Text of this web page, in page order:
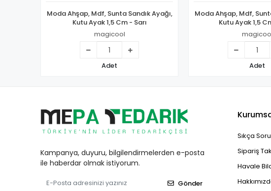
Moda Ahşap, Mdf, Sunta Sandık Ayağı,
Kutu Ayak 1,5 Cm - Sarı
magicool
Adet
Moda Ahşap, Mdf,
Kutu Ayak 1,5
Adet
Kampanya, duyuru, bilgilendirmelerden e-posta
ile haberdar olmak istiyorum.
Gönder
Sıkça
Sipariş
Havale